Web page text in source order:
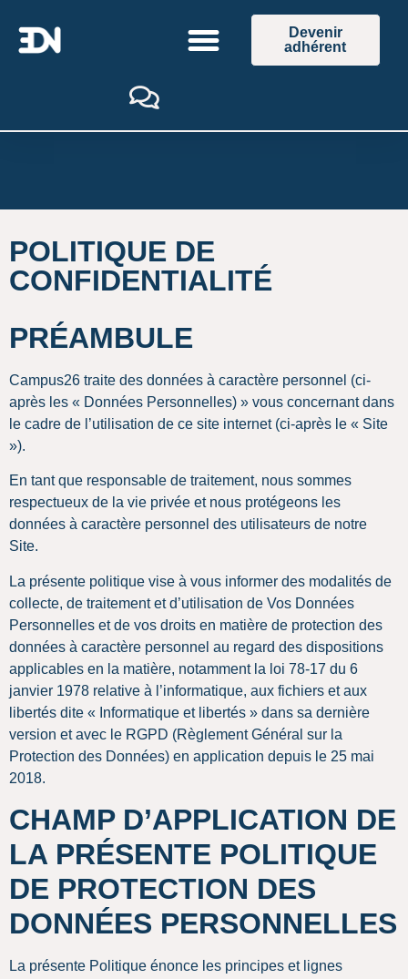
Devenir
adhérent
POLITIQUE DE
CONFIDENTIALITÉ
PRÉAMBULE
Campus26 traite des données à caractère personnel (ci-
après les « Données Personnelles) » vous concernant dans
le cadre de l’utilisation de ce site internet (ci-après le « Site
»).
En tant que responsable de traitement, nous sommes
respectueux de la vie privée et nous protégeons les
données à caractère personnel des utilisateurs de notre
Site.
La présente politique vise à vous informer des modalités de
collecte, de traitement et d’utilisation de Vos Données
Personnelles et de vos droits en matière de protection des
données à caractère personnel au regard des dispositions
applicables en la matière, notamment la loi 78-17 du 6
janvier 1978 relative à l’informatique, aux fichiers et aux
libertés dite « Informatique et libertés » dans sa dernière
version et avec le RGPD (Règlement Général sur la
Protection des Données) en application depuis le 25 mai
2018.
CHAMP D’APPLICATION DE
LA PRÉSENTE POLITIQUE
DE PROTECTION DES
DONNÉES PERSONNELLES
La présente Politique énonce les principes et lignes